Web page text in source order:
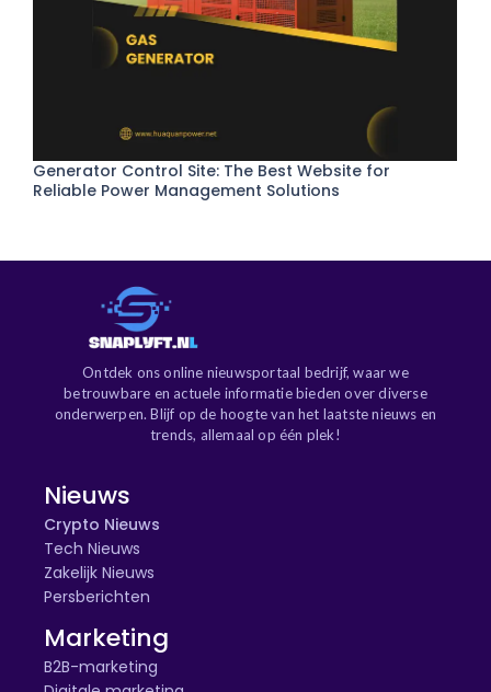
Generator Control Site: The Best Website for
Reliable Power Management Solutions
Ontdek ons online nieuwsportaal bedrijf, waar we
betrouwbare en actuele informatie bieden over diverse
onderwerpen. Blijf op de hoogte van het laatste nieuws en
trends, allemaal op één plek!
Nieuws
Crypto Nieuws
Tech Nieuws
Zakelijk Nieuws
Persberichten
Marketing
B2B-marketing